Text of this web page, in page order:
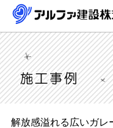
解放感溢れる広いガレ